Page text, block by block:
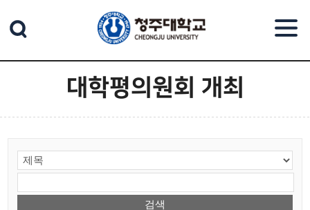
대학평의원회 개최